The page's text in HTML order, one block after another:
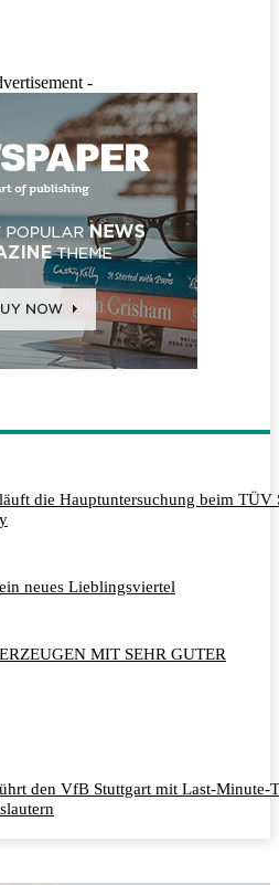
-
die Hauptuntersuchung beim TÜV
neues Lieblingsviertel
MIT SEHR GUTER
den VfB Stuttgart mit Last-Minute-